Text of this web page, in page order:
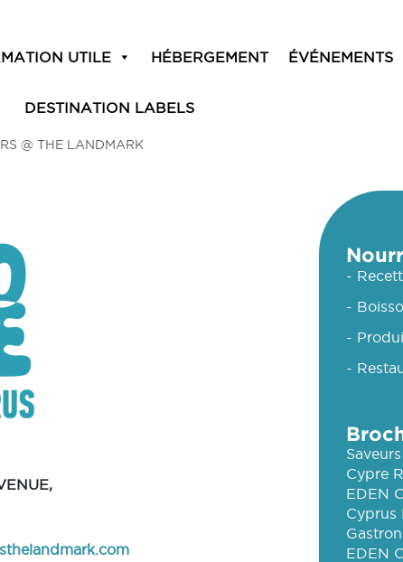
UTILE HÉBERGEMENT ÉVÉNEMENTS
DESTINATION LABELS
@ THE LANDMARK
-
-
-
-
Cypre
EDEN
Cyprus
EDEN